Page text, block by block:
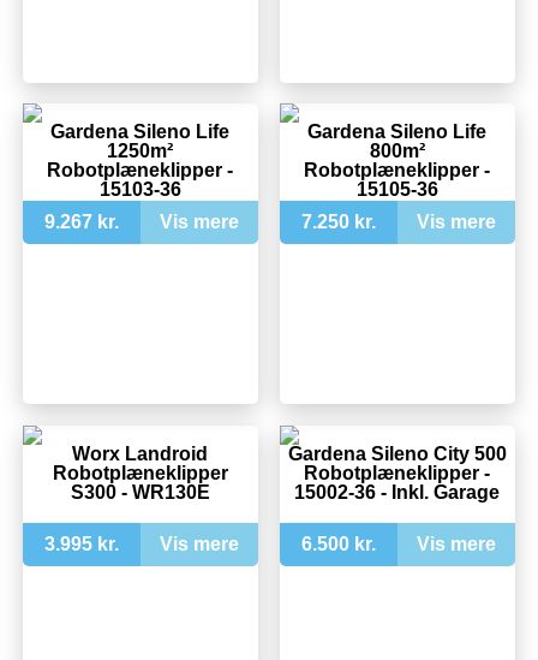
Gardena Sileno Life
1250m²
Robotplæneklipper -
15103-36
9.267 kr.
Vis mere
Gardena Sileno Life
800m²
Robotplæneklipper -
15105-36
7.250 kr.
Vis mere
Worx Landroid
Robotplæneklipper
S300 - WR130E
3.995 kr. Vis mere
Gardena Sileno City 500
Robotplæneklipper -
15002-36 - Inkl. Garage
6.500 kr. Vis mere